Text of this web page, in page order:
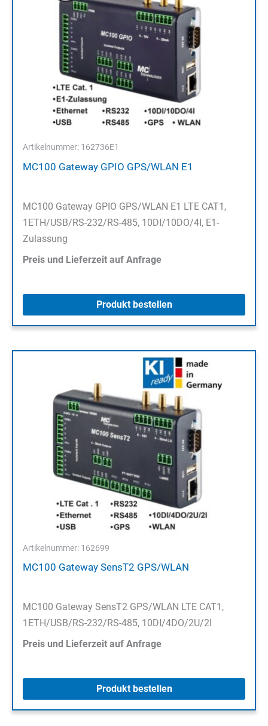
Artikelnummer: 162736E1
MC100 Gateway GPIO GPS/WLAN E1
MC100 Gateway GPIO GPS/WLAN E1 LTE CAT1,
1ETH/USB/RS-232/RS-485, 10DI/10DO/4I, E1-
Zulassung
Preis und Lieferzeit auf Anfrage
Produkt bestellen
Artikelnummer: 162699
MC100 Gateway SensT2 GPS/WLAN
MC100 Gateway SensT2 GPS/WLAN LTE CAT1,
1ETH/USB/RS-232/RS-485, 10DI/4DO/2U/2I
Preis und Lieferzeit auf Anfrage
Produkt bestellen